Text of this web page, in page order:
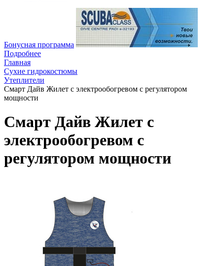
Бонусная программа
Подробнее
Главная
Сухие гидрокостюмы
Утеплители
Смарт Дайв Жилет с электрообогревом с регулятором
мощности
Смарт Дайв Жилет с
электрообогревом с
регулятором мощности